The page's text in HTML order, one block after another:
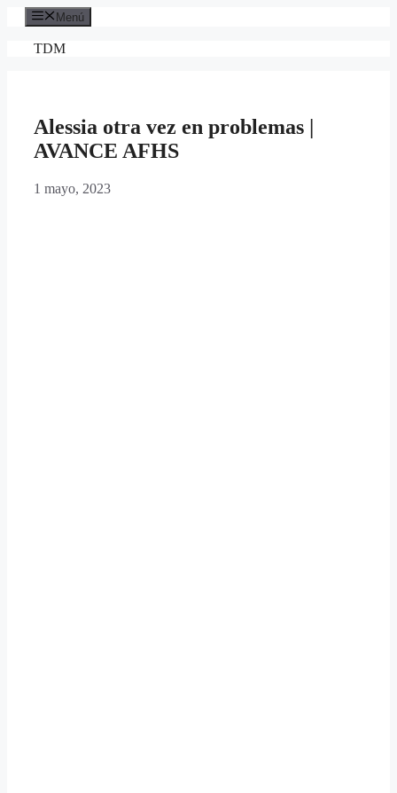
Saltar
contenido
Menú
TDM
Alessia otra vez en problemas |
AVANCE AFHS
1 mayo, 2023